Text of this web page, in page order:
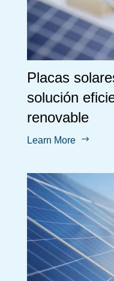
Placas
solución
renovable
Learn More $